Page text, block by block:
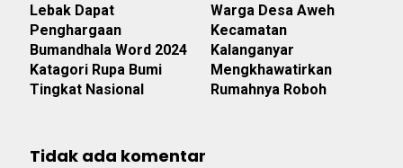
Lebak Dapat
Penghargaan
Bumandhala Word 2024
Katagori Rupa Bumi
Tingkat Nasional
Warga Desa Aweh
Kecamatan
Kalanganyar
Mengkhawatirkan
Rumahnya Roboh
Tidak ada komentar